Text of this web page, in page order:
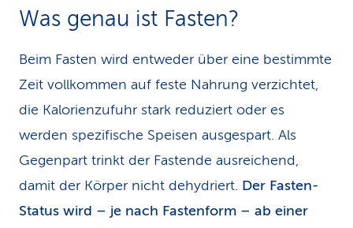
Was genau ist Fasten?
Beim Fasten wird entweder über eine bestimmte
Zeit vollkommen auf feste Nahrung verzichtet,
die Kalorienzufuhr stark reduziert oder es
werden spezifische Speisen ausgespart. Als
Gegenpart trinkt der Fastende ausreichend,
damit der Körper nicht dehydriert. Der Fasten-
Status wird – je nach Fastenform – ab einer